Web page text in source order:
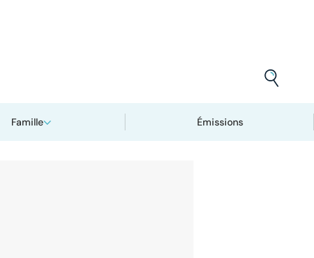
Famille Émissions